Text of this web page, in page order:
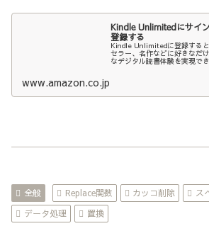
Kindle Unlimitedにサイ
登録する
Kindle Unlimitedに登録する
セラー、名作などに好きなだ
なデジタル読書体験を実現でき
www.amazon.co.jp
全般 Replace関数 カッコ削除
ス
データ処理
置換